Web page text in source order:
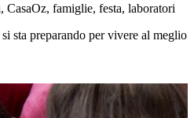
CasaOz, famiglie, festa, laboratori
sta preparando per vivere al meglio